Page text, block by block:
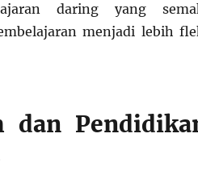
daring yang
menjadi lebih
dan